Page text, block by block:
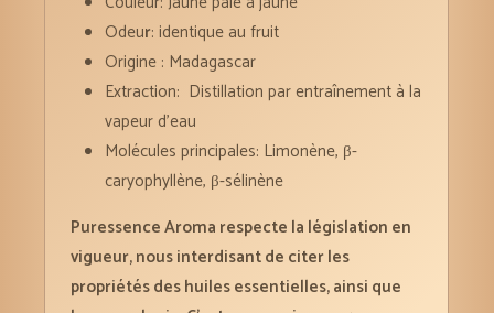
Odeur: identique au fruit
Origine : Madagascar
Extraction: Distillation par entraînement à la
vapeur d’eau
Molécules principales: Limonène, β-
caryophyllène, β-sélinène
Puressence Aroma respecte la législation en
vigueur, nous interdisant de citer les
propriétés des huiles essentielles, ainsi que